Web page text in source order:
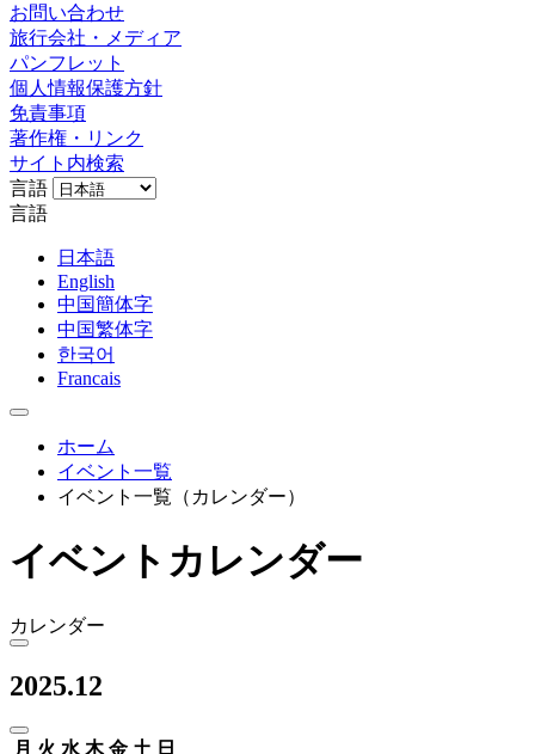
お問い合わせ
旅行会社・メディア
パンフレット
個人情報保護方針
免責事項
著作権・リンク
サイト内検索
言語
言語
日本語
English
中国簡体字
中国繁体字
한국어
Francais
ホーム
イベント一覧
イベント一覧（カレンダー）
イベントカレンダー
カレンダー
2025.12
月 火 水 木 金 土 日